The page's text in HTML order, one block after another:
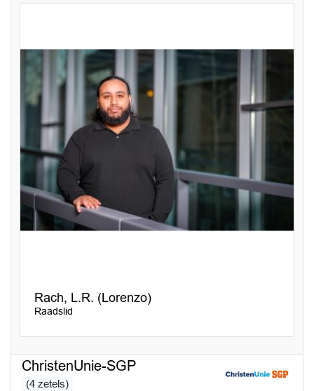
Rach, L.R. (Lorenzo)
Raadslid
ChristenUnie-SGP
(4 zetels)